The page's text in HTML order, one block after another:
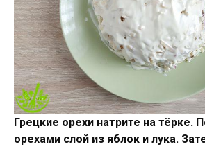
Грецкие орехи натрите на тёрке.
орехами слой из яблок и лука.